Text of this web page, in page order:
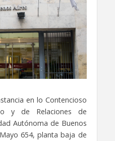
en lo Contencioso
y de Relaciones de
Autónoma de Buenos
654, planta baja de